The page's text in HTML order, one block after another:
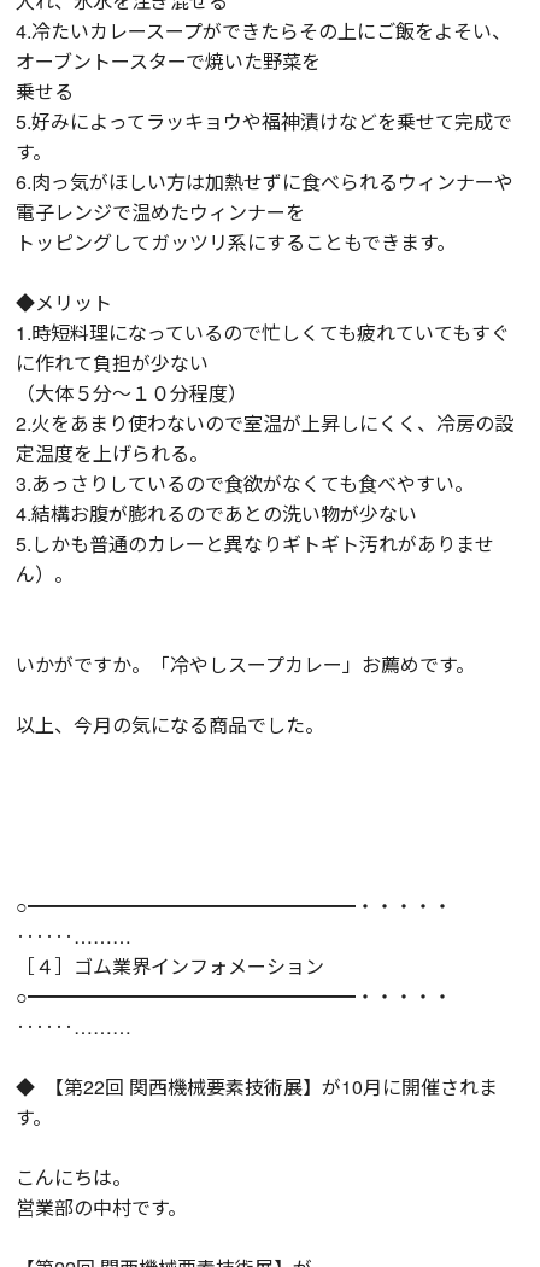
4.冷たいカレースープができたらその上にご飯をよそい、
オーブントースターで焼いた野菜を
乗せる
5.好みによってラッキョウや福神漬けなどを乗せて完成で
す。
6.肉っ気がほしい方は加熱せずに食べられるウィンナーや
電子レンジで温めたウィンナーを
トッピングしてガッツリ系にすることもできます。
◆メリット
1.時短料理になっているので忙しくても疲れていてもすぐ
に作れて負担が少ない
（大体５分～１０分程度）
2.火をあまり使わないので室温が上昇しにくく、冷房の設
定温度を上げられる。
3.あっさりしているので食欲がなくても食べやすい。
4.結構お腹が膨れるのであとの洗い物が少ない
5.しかも普通のカレーと異なりギトギト汚れがありませ
ん）。
いかがですか。「冷やしスープカレー」お薦めです。
以上、今月の気になる商品でした。
○━━━━━━━━━━━━━━━━━・・・・・
‥‥‥………
［４］ゴム業界インフォメーション
○━━━━━━━━━━━━━━━━━・・・・・
‥‥‥………
◆ 【第22回 関西機械要素技術展】が10月に開催されま
す。
こんにちは。
営業部の中村です。